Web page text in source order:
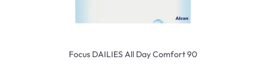
Focus DAILIES All Day Comfort 90